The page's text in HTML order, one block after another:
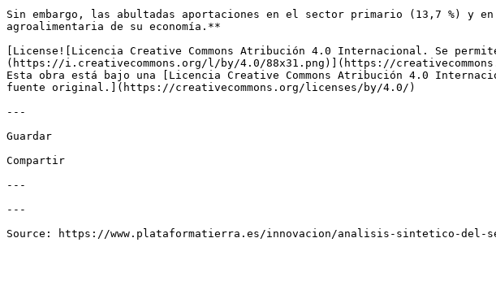
Sin embargo, las abultadas aportaciones en el sector primario (13,7 %) y
agroalimentaria de su economía.**
[License![Licencia Creative Commons Atribución 4.0 Internacional. Se
(https://i.creativecommons.org/l/by/4.0/88x31.png)](https://
Esta obra está bajo una [Licencia Creative Commons Atribución 4.0
fuente original.](https://creativecommons.org/licenses/by/4.0/)
---
Guardar
Compartir
---
---